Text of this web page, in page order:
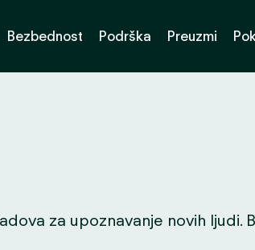
Bezbednost Podrška Preuzmi
za upoznavanje novih ljudi.